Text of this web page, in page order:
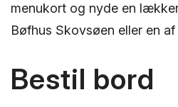
menukort og nyde en
Bøfhus Skovsøen eller en
Bestil bord